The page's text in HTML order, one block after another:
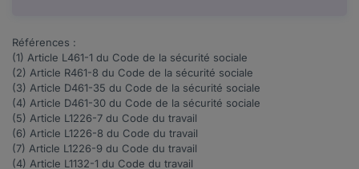
Références :
(1) Article L461-1 du Code de la sécurité sociale
(2) Article R461-8 du Code de la sécurité sociale
(3) Article D461-35 du Code de la sécurité sociale
(4) Article D461-30 du Code de la sécurité sociale
(5) Article L1226-7 du Code du travail
(6) Article L1226-8 du Code du travail
(7) Article L1226-9 du Code du travail
(4) Article L1132-1 du Code du travail